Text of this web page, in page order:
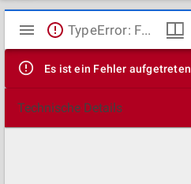
Mirador
Viewer
TypeError: Failed to fetch
Es ist ein Fehler aufgetreten
Technische Details